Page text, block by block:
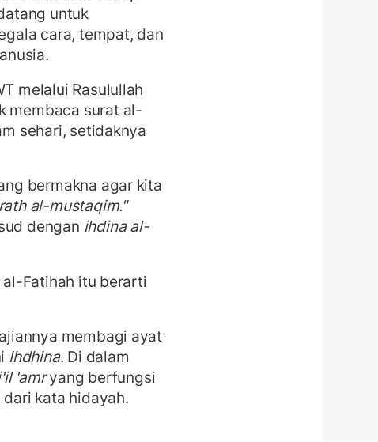
untuk
cara, tempat, dan
melalui Rasulullah
membaca surat al-
sehari, setidaknya
bermakna agar kita
al-mustaqim."
dengan ihdina al-
al-Fatihah itu berarti
membagi ayat
Ihdhina. Di dalam
'amryang berfungsi
kata hidayah.